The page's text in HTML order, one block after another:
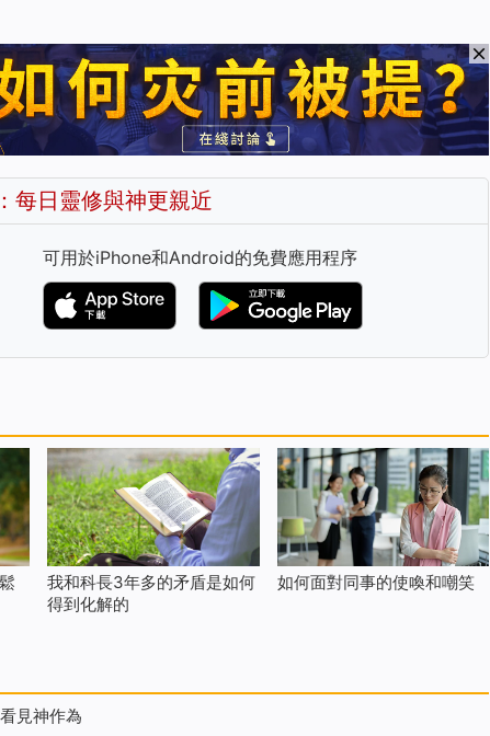
每日靈修與神更親近
可用於iPhone和Android的免費應用程序
我和科長3年多的矛盾是如何
得到化解的
如何面對同事的使喚和嘲笑
見神作為